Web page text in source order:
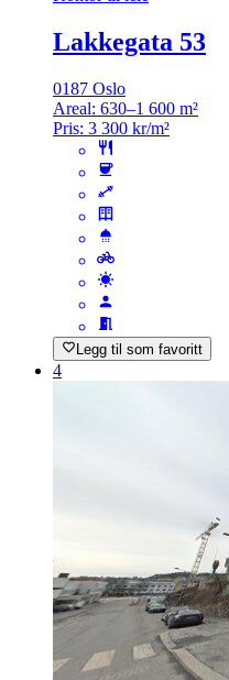
Lakkegata 53
0187 Oslo
Areal: 630–1 600 m²
Pris: 3 300 kr/m²
Legg til som favoritt
4